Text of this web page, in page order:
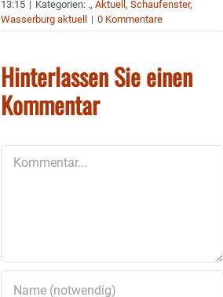
13:15 | Kategorien: .,Aktuell,Schaufenster,
Wasserburg aktuell
| 0 Kommentare
Hinterlassen Sie einen
Kommentar